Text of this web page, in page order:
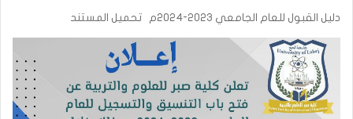
دليل القبول للعام الجامعي 2023-2024م تحميل المستند